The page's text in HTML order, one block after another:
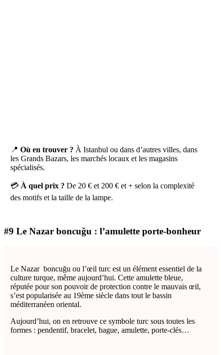
📍 Où en trouver ? À Istanbul ou dans d’autres villes, dans
les Grands Bazars, les marchés locaux et les magasins
spécialisés.
💳 À quel prix ? De 20 € et 200 € et + selon la complexité
des motifs et la taille de la lampe.
#9 Le Nazar boncuğu : l’amulette porte-bonheur
Le Nazar boncuğu ou l’œil turc est un élément essentiel de la
culture turque, même aujourd’hui. Cette amulette bleue,
réputée pour son pouvoir de protection contre le mauvais œil,
s’est popularisée au 19ème siècle dans tout le bassin
méditerranéen oriental.
Aujourd’hui, on en retrouve ce symbole turc sous toutes les
formes : pendentif, bracelet, bague, amulette, porte-clés…